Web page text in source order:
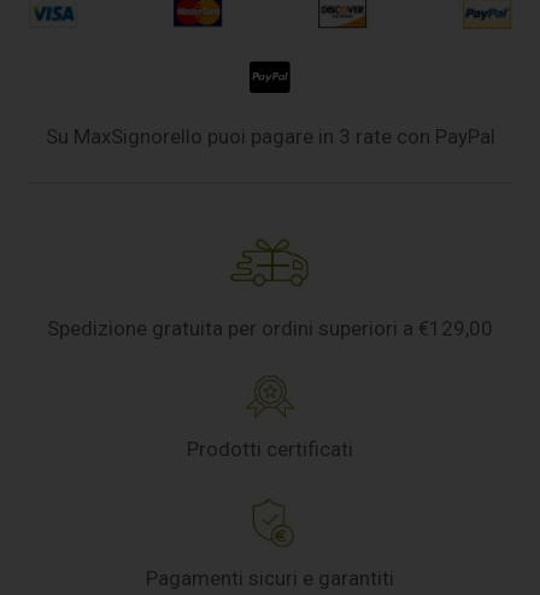
Su MaxSignorello puoi pagare in 3 rate con PayPal
Spedizione gratuita per ordini superiori a €129,00
Prodotti certificati
Pagamenti sicuri e garantiti